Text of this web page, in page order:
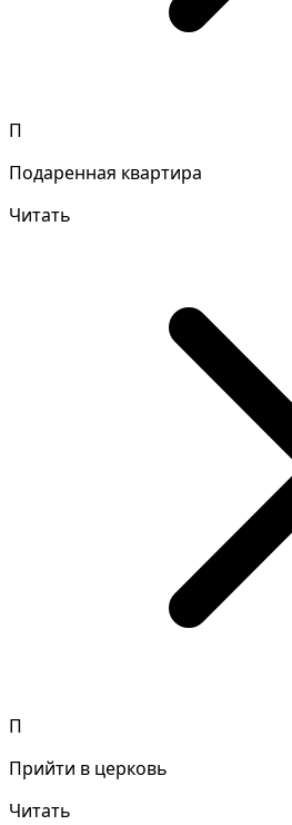
П
Подаренная квартира
Читать
П
Прийти в церковь
Читать